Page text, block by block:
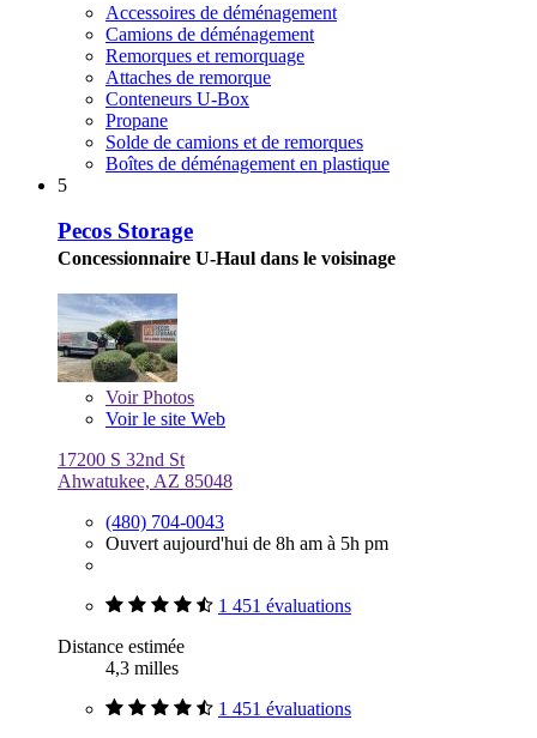
Accessoires de déménagement
Camions de déménagement
Remorques et remorquage
Attaches de remorque
Conteneurs U-Box
Propane
Solde de camions et de remorques
Boîtes de déménagement en plastique
5
Pecos Storage
Concessionnaire U-Haul dans le voisinage
VoirPhotos
Voir le site Web
17200 S 32nd St
Ahwatukee, AZ 85048
(480) 704-0043
Ouvert aujourd'hui de 8h am à 5h pm
1 451 évaluations
Distance estimée
4,3 milles
1 451 évaluations